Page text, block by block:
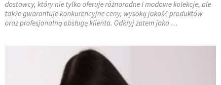
dostawcy, który nie tylko oferuje różnorodne i modowe kolekcje, ale
także gwarantuje konkurencyjne ceny, wysoką jakość produktów
oraz profesjonalną obsługę klienta. Odkryj zatem jaka …